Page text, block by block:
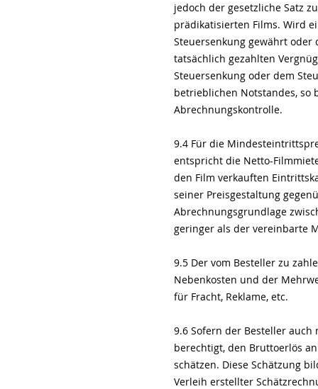
jedoch der gesetzliche Satz
prädikatisierten Films. Wird
Steuersenkung gewährt
tatsächlich gezahlten
Steuersenkung oder dem
betrieblichen Notstandes, so
Abrechnungskontrolle.
9.4 Für die
entspricht die Netto-
den Film verkauften
seiner Preisgestaltung
Abrechnungsgrundlage
geringer als der vereinbarte
9.5 Der vom Besteller zu
Nebenkosten und der
für Fracht, Reklame, etc.
9.6 Sofern der Besteller
berechtigt, den Bruttoerlös
schätzen. Diese Schätzung
Verleih erstellter